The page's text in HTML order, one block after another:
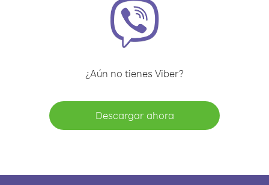
¿Aún no tienes Viber?
Descargar ahora